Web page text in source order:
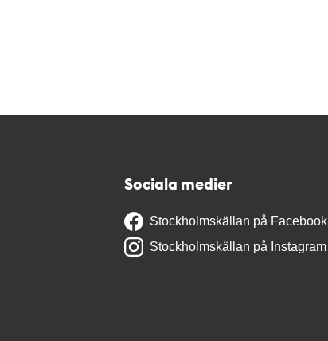
Sociala medier
Stockholmskällan på Facebook
Stockholmskällan på Instagram